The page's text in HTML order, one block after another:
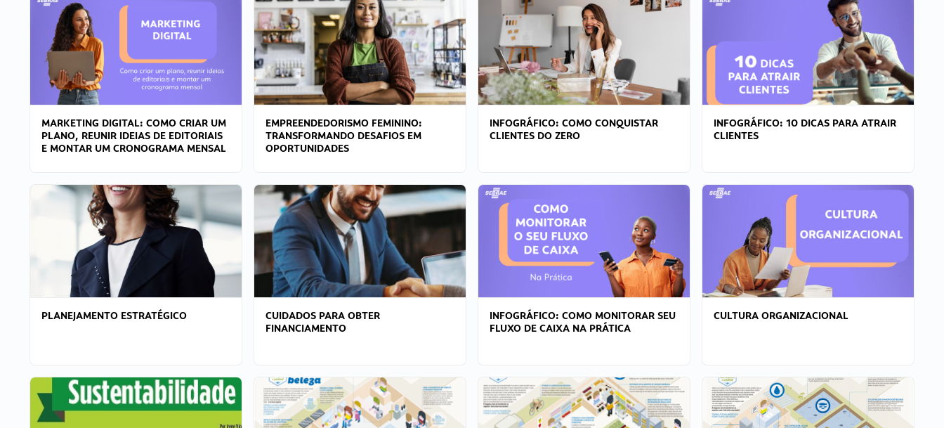
MARKETING DIGITAL: COMO CRIAR UM
PLANO, REUNIR IDEIAS DE EDITORIAIS
E MONTAR UM CRONOGRAMA MENSAL
EMPREENDEDORISMO FEMININO:
TRANSFORMANDO DESAFIOS EM
OPORTUNIDADES
INFOGRÁFICO: COMO CONQUISTAR
CLIENTES DO ZERO
INFOGRÁFICO: 10 DICAS PARA ATRAIR
CLIENTES
PLANEJAMENTO ESTRATÉGICO
CUIDADOS PARA OBTER
FINANCIAMENTO
INFOGRÁFICO: COMO MONITORAR SEU
FLUXO DE CAIXA NA PRÁTICA
CULTURA ORGANIZACIONAL